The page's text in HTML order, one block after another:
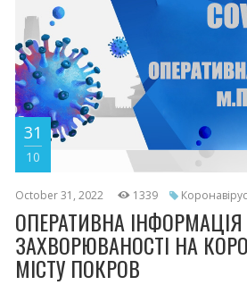
31
10
October 31, 2022 1339
ОПЕРАТИВНА
ЗАХВОРЮВАНОСТІ НА
МІСТУ ПОКРОВ